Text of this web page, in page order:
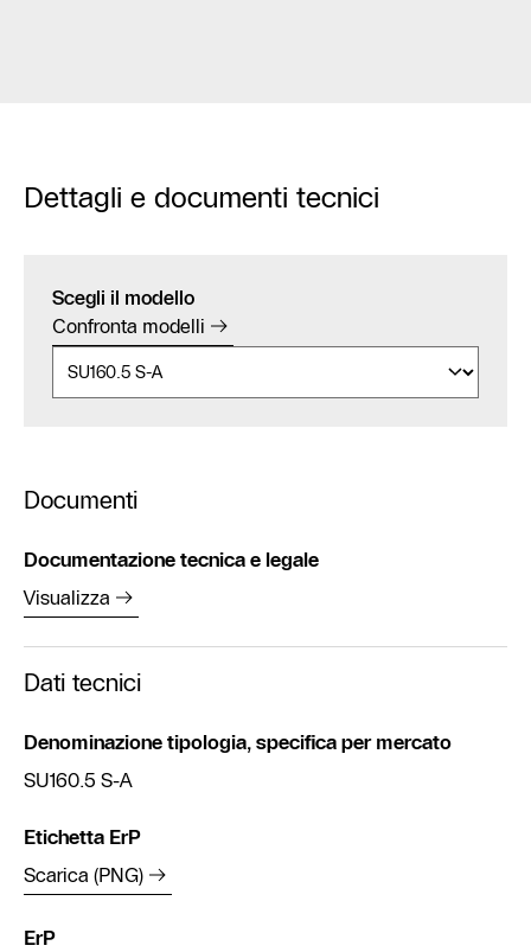
Dettagli e documenti tecnici
Scegli il modello
Confronta modelli
Documenti
Documentazione tecnica e legale
Visualizza
Dati tecnici
Denominazione tipologia, specifica per mercato
SU160.5 S-A
Etichetta ErP
Scarica (PNG)
ErP